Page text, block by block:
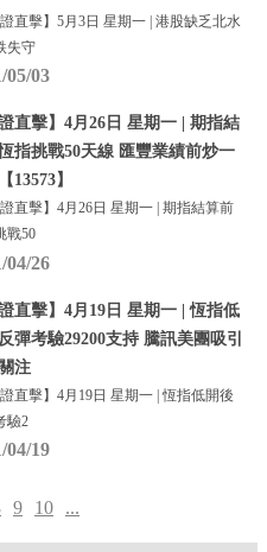
證直擊】5月3日 星期一 | 港股缺乏北水
失守
05/03
證直擊】4月26日 星期一 | 期指結
指挑戰50天線 匯豐業績前炒一
13573】
證直擊】4月26日 星期一 | 期指結算前
戰50
04/26
證直擊】4月19日 星期一 | 恆指低
彈考驗29200支持 騰訊美團吸引
注
證直擊】4月19日 星期一 | 恆指低開後
驗2
04/19
9 10 ...